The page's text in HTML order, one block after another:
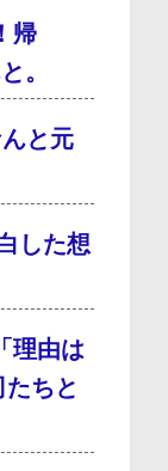
帰
。
と元
した想
理由は
ちと